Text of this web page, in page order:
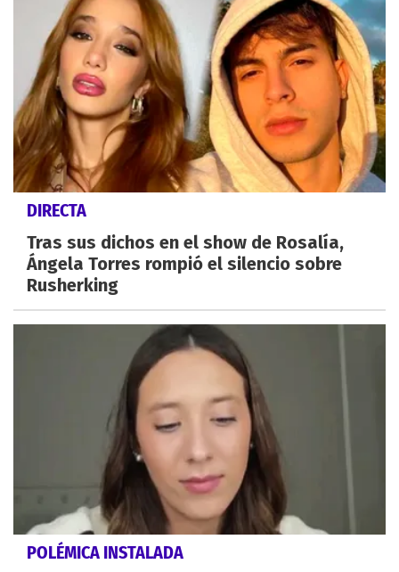
DIRECTA
Tras sus dichos en el show de Rosalía,
Ángela Torres rompió el silencio sobre
Rusherking
POLÉMICA INSTALADA